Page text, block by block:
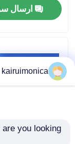
تور کارخانه
با ما تماس بگیرید
ارسال
kairuimonica
you looking